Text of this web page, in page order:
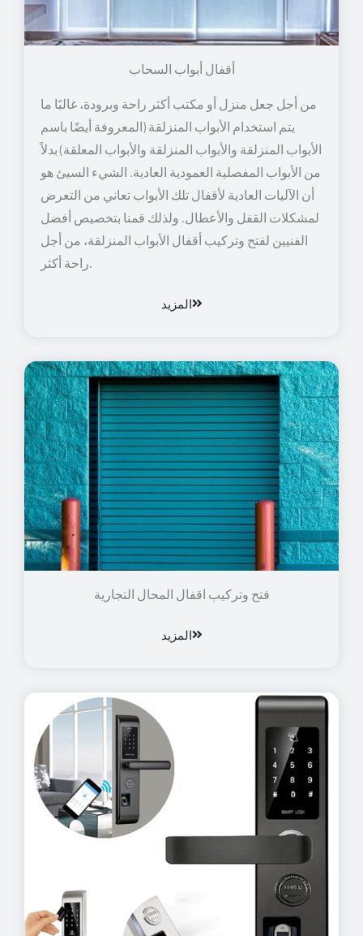
أقفال أبواب السحاب
من أجل جعل منزل أو مكتب أكثر راحة وبرودة، غالبًا ما
يتم استخدام الأبواب المنزلقة (المعروفة أيضًا باسم
الأبواب المنزلقة والأبواب المنزلقة والأبواب المعلقة) بدلاً
من الأبواب المفصلية العمودية العادية. الشيء السيئ هو
أن الآليات العادية لأقفال تلك الأبواب تعاني من التعرض
لمشكلات القفل والأعطال. ولذلك قمنا بتخصيص أفضل
الفنيين لفتح وتركيب أقفال الأبواب المنزلقة، من أجل
راحة أكثر.
المزيد
فتح وتركيب اقفال المحال التجارية
المزيد